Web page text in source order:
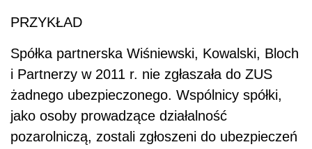
PRZYKŁAD
Spółka partnerska Wiśniewski, Kowalski, Bloch
i Partnerzy w 2011 r. nie zgłaszała do ZUS
żadnego ubezpieczonego. Wspólnicy spółki,
jako osoby prowadzące działalność
pozarolniczą, zostali zgłoszeni do ubezpieczeń